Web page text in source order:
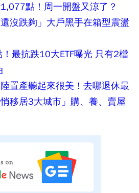
點！周一開盤又涼了？
沒跌夠」大戶黑手在箱型震盪
最抗跌10大ETF曝光 只有2檔
置產聽起來很美！去哪退休最
移居3大城市」購、養、賣屋